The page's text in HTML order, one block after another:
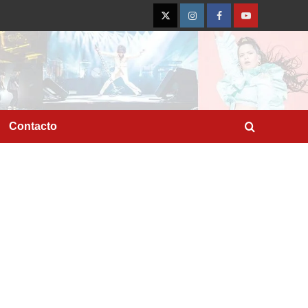
TwitterInstagramFacebookYouTube
Contacto